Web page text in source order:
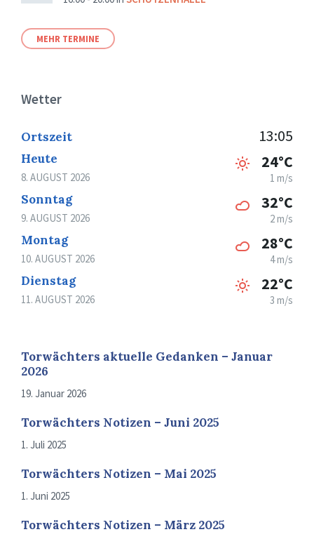
MEHR TERMINE
Wetter
Ortszeit 13:05
Heute
8. AUGUST 2026
24°C
1 m/s
Sonntag
9. AUGUST 2026
32°C
2 m/s
Montag
10. AUGUST 2026
28°C
4 m/s
Dienstag
11. AUGUST 2026
22°C
3 m/s
Torwächters aktuelle Gedanken – Januar
2026
19. Januar 2026
Torwächters Notizen – Juni 2025
1. Juli 2025
Torwächters Notizen – Mai 2025
1. Juni 2025
Torwächters Notizen – März 2025